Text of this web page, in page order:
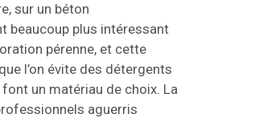
sur un béton
beaucoup plus intéressant
pérenne, et cette
l’on évite des détergents
un matériau de choix. La
aguerris